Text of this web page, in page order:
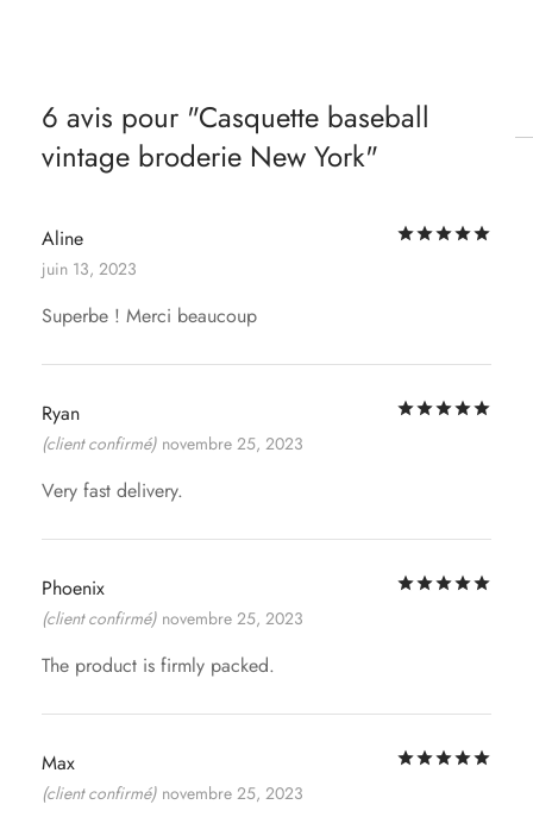
6 avis pour Casquette baseball
vintage broderie New York
Aline
juin 13, 2023
Superbe ! Merci beaucoup
Ryan
(client confirmé) novembre 25, 2023
Very fast delivery.
Phoenix
(client confirmé) novembre 25, 2023
The product is firmly packed.
Max
(client confirmé) novembre 25, 2023